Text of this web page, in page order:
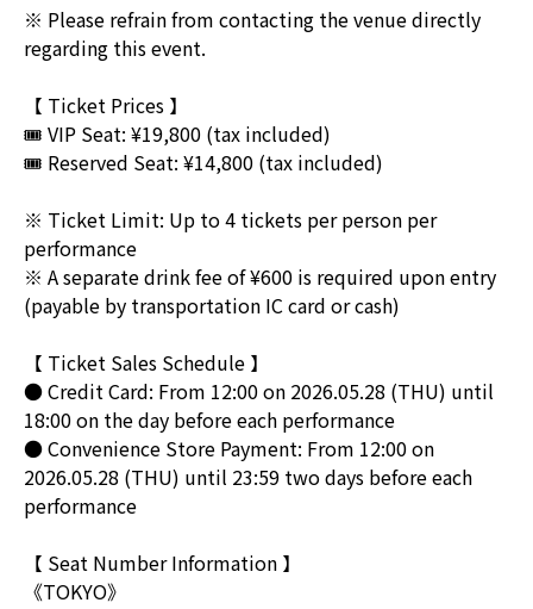
※ Please refrain from contacting the venue directly
regarding this event.
【 Ticket Prices 】
🎟️ VIP Seat: ¥19,800 (tax included)
🎟️ Reserved Seat: ¥14,800 (tax included)
※ Ticket Limit: Up to 4 tickets per person per
performance
※ A separate drink fee of ¥600 is required upon entry
(payable by transportation IC card or cash)
【 Ticket Sales Schedule 】
● Credit Card: From 12:00 on 2026.05.28 (THU) until
18:00 on the day before each performance
● Convenience Store Payment: From 12:00 on
2026.05.28 (THU) until 23:59 two days before each
performance
【 Seat Number Information 】
《TOKYO》